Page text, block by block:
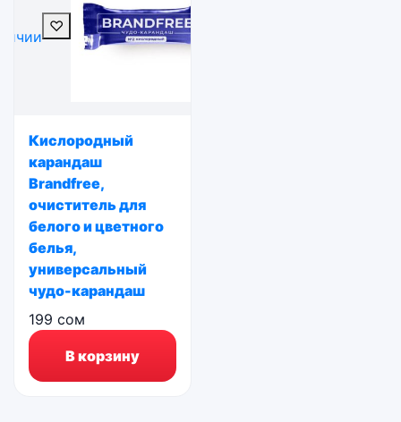
♡
Кислородный
карандаш
Brandfree,
очиститель для
белого и цветного
белья,
универсальный
чудо-карандаш
199 сом
В корзину